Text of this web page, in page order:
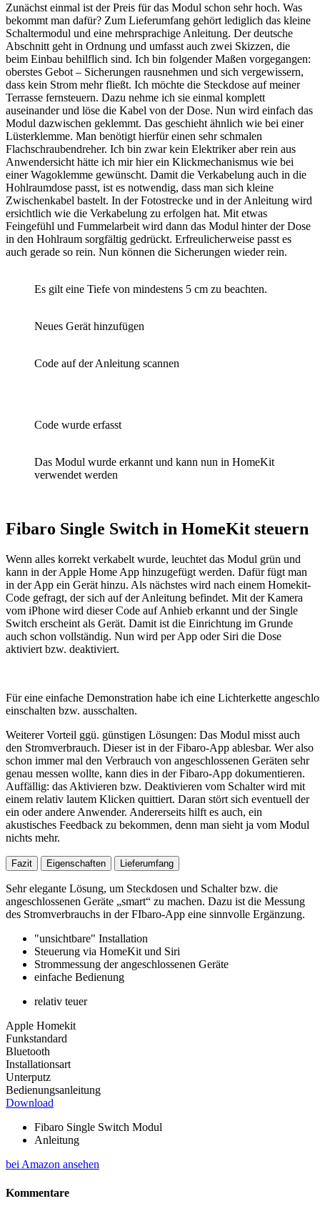
Zunächst einmal ist der Preis für das Modul schon sehr hoch. Was
bekommt man dafür? Zum Lieferumfang gehört lediglich das kleine
Schaltermodul und eine mehrsprachige Anleitung. Der deutsche
Abschnitt geht in Ordnung und umfasst auch zwei Skizzen, die
beim Einbau behilflich sind. Ich bin folgender Maßen vorgegangen:
oberstes Gebot – Sicherungen rausnehmen und sich vergewissern,
dass kein Strom mehr fließt. Ich möchte die Steckdose auf meiner
Terrasse fernsteuern. Dazu nehme ich sie einmal komplett
auseinander und löse die Kabel von der Dose. Nun wird einfach das
Modul dazwischen geklemmt. Das geschieht ähnlich wie bei einer
Lüsterklemme. Man benötigt hierfür einen sehr schmalen
Flachschraubendreher. Ich bin zwar kein Elektriker aber rein aus
Anwendersicht hätte ich mir hier ein Klickmechanismus wie bei
einer Wagoklemme gewünscht. Damit die Verkabelung auch in die
Hohlraumdose passt, ist es notwendig, dass man sich kleine
Zwischenkabel bastelt. In der Fotostrecke und in der Anleitung wird
ersichtlich wie die Verkabelung zu erfolgen hat. Mit etwas
Feingefühl und Fummelarbeit wird dann das Modul hinter der Dose
in den Hohlraum sorgfältig gedrückt. Erfreulicherweise passt es
auch gerade so rein. Nun können die Sicherungen wieder rein.
Es gilt eine Tiefe von mindestens 5 cm zu beachten.
Neues Gerät hinzufügen
Code auf der Anleitung scannen
Code wurde erfasst
Das Modul wurde erkannt und kann nun in HomeKit
verwendet werden
Fibaro Single Switch in HomeKit steuern
Wenn alles korrekt verkabelt wurde, leuchtet das Modul grün und
kann in der Apple Home App hinzugefügt werden. Dafür fügt man
in der App ein Gerät hinzu. Als nächstes wird nach einem Homekit-
Code gefragt, der sich auf der Anleitung befindet. Mit der Kamera
vom iPhone wird dieser Code auf Anhieb erkannt und der Single
Switch erscheint als Gerät. Damit ist die Einrichtung im Grunde
auch schon vollständig. Nun wird per App oder Siri die Dose
aktiviert bzw. deaktiviert.
Für eine einfache Demonstration habe ich eine Lichterkette
einschalten bzw. ausschalten.
Weiterer Vorteil ggü. günstigen Lösungen: Das Modul misst auch
den Stromverbrauch. Dieser ist in der Fibaro-App ablesbar. Wer also
schon immer mal den Verbrauch von angeschlossenen Geräten sehr
genau messen wollte, kann dies in der Fibaro-App dokumentieren.
Auffällig: das Aktivieren bzw. Deaktivieren vom Schalter wird mit
einem relativ lautem Klicken quittiert. Daran stört sich eventuell der
ein oder andere Anwender. Andererseits hilft es auch, ein
akustisches Feedback zu bekommen, denn man sieht ja vom Modul
nichts mehr.
Fazit Eigenschaften Lieferumfang
Sehr elegante Lösung, um Steckdosen und Schalter bzw. die
angeschlossenen Geräte „smart“ zu machen. Dazu ist die Messung
des Stromverbrauchs in der FIbaro-App eine sinnvolle Ergänzung.
"unsichtbare" Installation
Steuerung via HomeKit und Siri
Strommessung der angeschlossenen Geräte
einfache Bedienung
relativ teuer
Apple Homekit
Funkstandard
Bluetooth
Installationsart
Unterputz
Bedienungsanleitung
Download
Fibaro Single Switch Modul
Anleitung
bei Amazon ansehen
Kommentare